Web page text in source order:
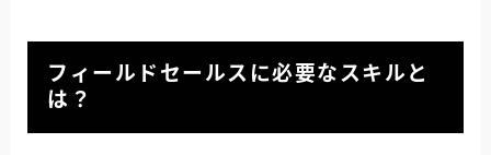
フィールドセールスに必要なスキルと
は？